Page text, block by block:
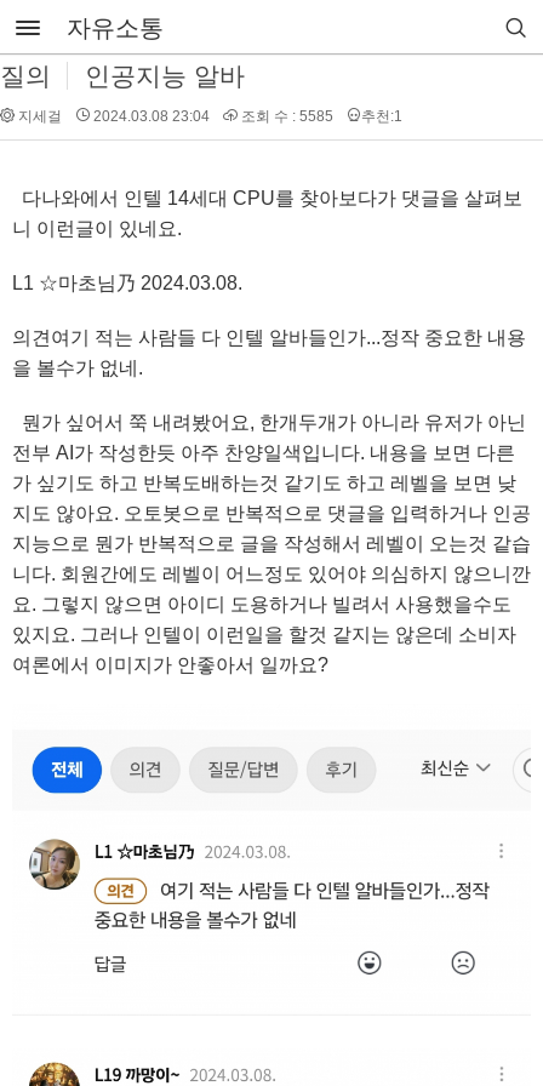
자유소통
질의 인공지능 알바
지세걸 2024.03.08 23:04 조회 수 : 5585 추천:1
다나와에서 인텔 14세대 CPU를 찾아보다가 댓글을 살펴보
니 이런글이 있네요.
L1 ☆마초님乃 2024.03.08.
의견여기 적는 사람들 다 인텔 알바들인가...정작 중요한 내용
을 볼수가 없네.
뭔가 싶어서 쭉 내려봤어요, 한개두개가 아니라 유저가 아닌
전부 AI가 작성한듯 아주 찬양일색입니다. 내용을 보면 다른
가 싶기도 하고 반복도배하는것 같기도 하고 레벨을 보면 낮
지도 않아요. 오토봇으로 반복적으로 댓글을 입력하거나 인공
지능으로 뭔가 반복적으로 글을 작성해서 레벨이 오는것 같습
니다. 회원간에도 레벨이 어느정도 있어야 의심하지 않으니깐
요. 그렇지 않으면 아이디 도용하거나 빌려서 사용했을수도
있지요. 그러나 인텔이 이런일을 할것 같지는 않은데 소비자
여론에서 이미지가 안좋아서 일까요?